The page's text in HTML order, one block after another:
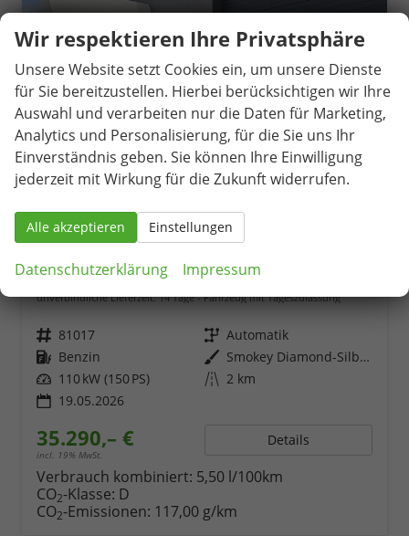
Skoda Octavia Combi
unverbindliche Lieferzeit:14 Tage Fahrzeug mit Tageszulassung
Fahrzeugnr. 81017 Getriebe Automatik
Kraftstoff Benzin Außenfarbe
Smokey Diamond-Silber Metallic
Leistung 110 kW (150 PS) Kilometerstand 2 km
19.05.2026
35.290,– €
incl. 19% MwSt.
Details
Verbrauch kombiniert: 5,50 l/100km
CO2-Klasse: D
CO2-Emissionen: 117,00 g/km
Wir respektieren Ihre Privatsphäre
Unsere Website setzt Cookies ein, um unsere Dienste
für Sie bereitzustellen. Hierbei berücksichtigen wir Ihre
Auswahl und verarbeiten nur die Daten für Marketing,
Analytics und Personalisierung, für die Sie uns Ihr
Einverständnis geben. Sie können Ihre Einwilligung
jederzeit mit Wirkung für die Zukunft widerrufen.
Alle akzeptieren Einstellungen
Datenschutzerklärung Impressum